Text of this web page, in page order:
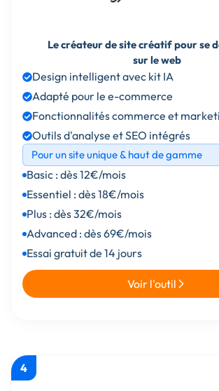
Le créateur de site créatif pour se
sur le web
Design intelligent avec kit IA
Adapté pour le e-commerce
Fonctionnalités commerce et
Outils d'analyse et SEO intégrés
Pour un site unique & haut de gamme
Basic : dès 12€/mois
Essentiel : dès 18€/mois
Plus : dès 32€/mois
Advanced : dès 69€/mois
Essai gratuit de 14 jours
Voir l'outil
4